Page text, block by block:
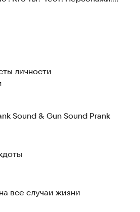
личности
Sound & Gun Sound Prank
все случаи жизни